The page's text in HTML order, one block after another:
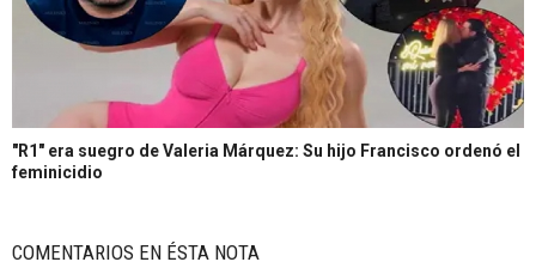
"R1" era suegro de Valeria Márquez: Su hijo Francisco ordenó el
feminicidio
COMENTARIOS EN ÉSTA NOTA